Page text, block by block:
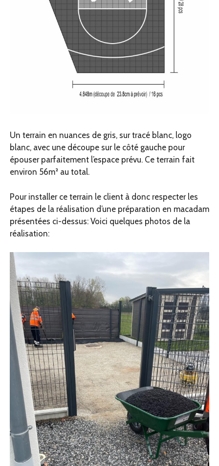
Un terrain en nuances de gris, sur tracé blanc, logo
blanc, avec une découpe sur le côté gauche pour
épouser parfaitement l’espace prévu. Ce terrain fait
environ 56m² au total.
Pour installer ce terrain le client à donc respecter les
étapes de la réalisation d’une préparation en macadam
présentées ci-dessus: Voici quelques photos de la
réalisation: